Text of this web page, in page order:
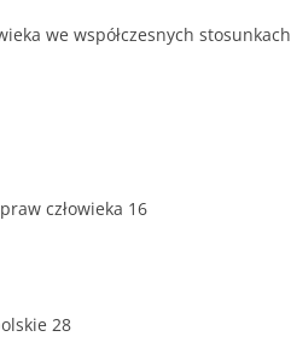
we współczesnych stosunkach
człowieka 16
28